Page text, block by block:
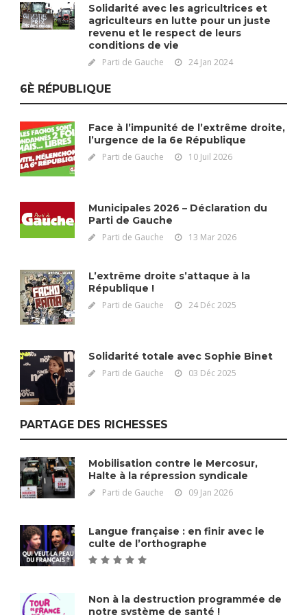
Solidarité avec les agricultrices et
agriculteurs en lutte pour un juste
revenu et le respect de leurs
conditions de vie
Parti de Gauche 24 Jan 2024
6È RÉPUBLIQUE
Face à l’impunité de l’extrême droite,
l’urgence de la 6e République
Parti de Gauche 10 Juil 2026
Municipales 2026 – Déclaration du
Parti de Gauche
Parti de Gauche 13 Mar 2026
L’extrême droite s’attaque à la
République !
Parti de Gauche 24 Déc 2025
Solidarité totale avec Sophie Binet
Parti de Gauche 03 Déc 2025
PARTAGE DES RICHESSES
Mobilisation contre le Mercosur,
Halte à la répression syndicale
Parti de Gauche 09 Jan 2026
Langue française : en finir avec le
culte de l’orthographe
Non à la destruction programmée de
notre système de santé !